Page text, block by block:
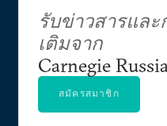
รับข่าวสารและ
เติมจาก
Carnegie
สมัครสมาชิก